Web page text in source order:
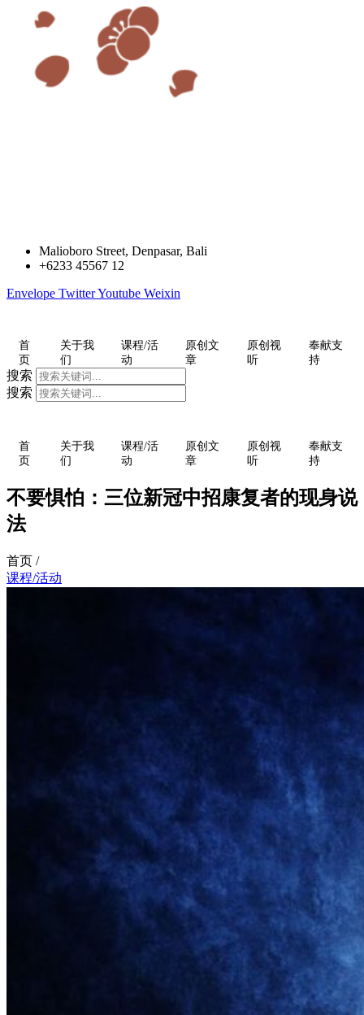
Malioboro Street, Denpasar, Bali
+6233 45567 12
Envelope TwitterYoutube Weixin
首
页
关于我
们
课程/活
动
原创文
章
原创视
听
奉献支
持
搜索
搜索
首
页
关于我
们
课程/活
动
原创文
章
原创视
听
奉献支
持
不要惧怕：三位新冠中招康复者的现身说
法
首页 /
课程/活动